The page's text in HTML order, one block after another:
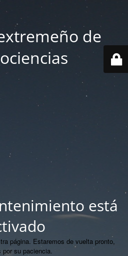
de
está
página. Estaremos de vuelta pronto,
por su paciencia.